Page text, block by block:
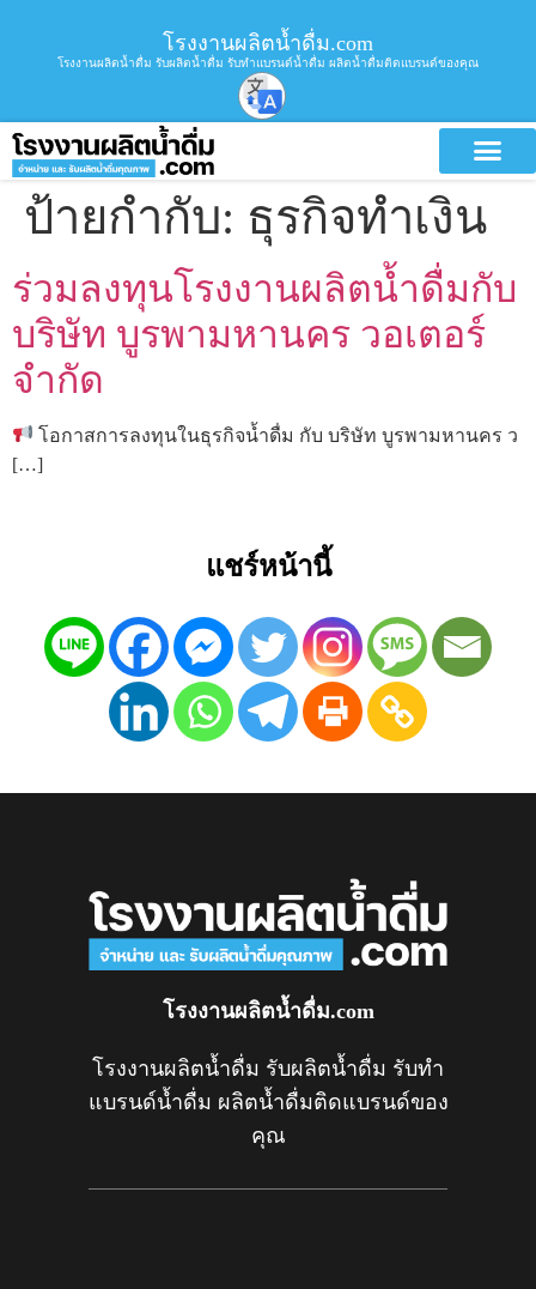
โรงงานผลิตน้ำดื่ม.com
โรงงานผลิตน้ำดื่ม รับผลิตน้ำดื่ม รับทำแบรนด์น้ำดื่ม ผลิตน้ำดื่มติดแบรนด์ของคุณ
ป้ายกำกับ: ธุรกิจทำเงิน
ร่วมลงทุนโรงงานผลิตน้ำดื่มกับ
บริษัท บูรพามหานคร วอเตอร์
จำกัด
โอกาสการลงทุนในธุรกิจน้ำดื่ม กับ บริษัท บูรพามหานคร ว
[…]
แชร์หน้านี้
โรงงานผลิตน้ำดื่ม.com
โรงงานผลิตน้ำดื่ม รับผลิตน้ำดื่ม รับทำ
แบรนด์น้ำดื่ม ผลิตน้ำดื่มติดแบรนด์ของ
คุณ